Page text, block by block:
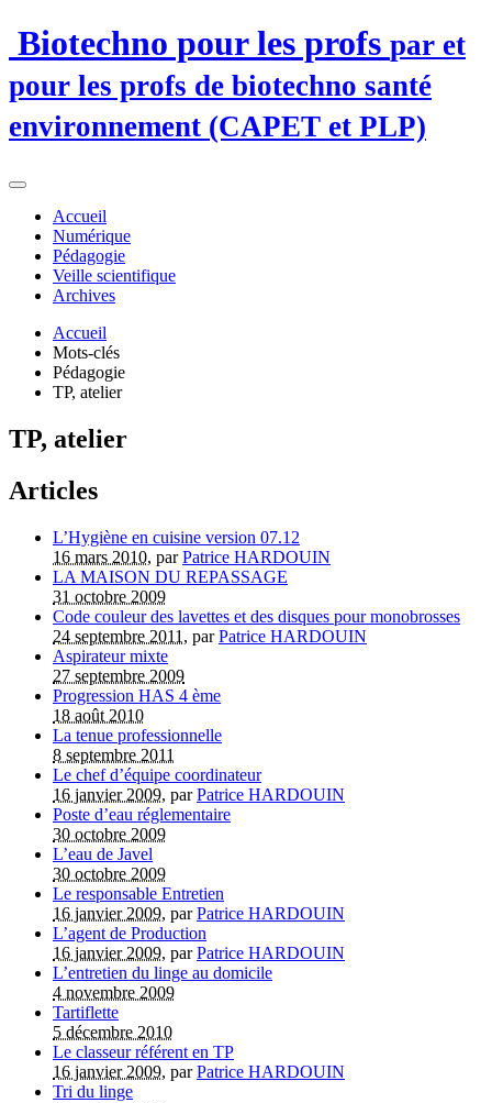
Biotechno pour les profs par et
pour les profs de biotechno santé
environnement (CAPET et PLP)
Accueil
Numérique
Pédagogie
Veille scientifique
Archives
Accueil
Mots-clés
Pédagogie
TP, atelier
TP, atelier
Articles
L’Hygiène en cuisine version 07.12
16 mars 2010, parPatrice HARDOUIN
LA MAISON DU REPASSAGE
31 octobre 2009
Code couleur des lavettes et des disques pour monobrosses
24 septembre 2011 , parPatrice HARDOUIN
Aspirateur mixte
27 septembre 2009
Progression HAS 4 ème
18 août 2010
La tenue professionnelle
8 septembre 2011
Le chef d’équipe coordinateur
16 janvier 2009, parPatrice HARDOUIN
Poste d’eau réglementaire
30 octobre 2009
L’eau de Javel
30 octobre 2009
Le responsable Entretien
16 janvier 2009, parPatrice HARDOUIN
L’agent de Production
16 janvier 2009, parPatrice HARDOUIN
L’entretien du linge au domicile
4 novembre 2009
Tartiflette
5 décembre 2010
Le classeur référent en TP
16 janvier 2009, parPatrice HARDOUIN
Tri du linge